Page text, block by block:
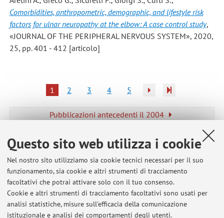
Questo sito web utilizza i cookie
Nel nostro sito utilizziamo sia cookie tecnici necessari per il suo
funzionamento, sia cookie e altri strumenti di tracciamento
facoltativi che potrai attivare solo con il tuo consenso.
Cookie e altri strumenti di tracciamento facoltativi sono usati per
analisi statistiche, misure sull'efficacia della comunicazione
istituzionale e analisi dei comportamenti degli utenti.
Comorbidities, anthropometric, demographic, and lifestyle risk
factors for ulnar neuropathy at the elbow: A case control study,
«JOURNAL OF THE PERIPHERAL NERVOUS SYSTEM», 2020,
25, pp. 401 - 412 [articolo]
1 2 3 4 5
Pubblicazioni antecedenti il 2004
Ultimi avvisi
Risultati del test di C.I. Scienza Sanità Pubblica - Infermieristica
Faenza 23 settembre 2021
Pubblicato il: 29 settembre 2021